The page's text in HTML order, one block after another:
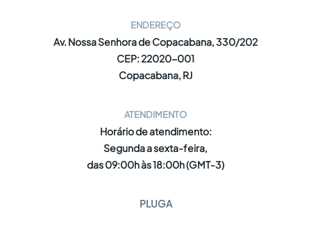
ENDEREÇO
Av. Nossa Senhora de Copacabana, 330/202
CEP: 22020-001
Copacabana, RJ
ATENDIMENTO
Horário de atendimento:
Segunda a sexta-feira,
das 09:00h às 18:00h (GMT-3)
PLUGA